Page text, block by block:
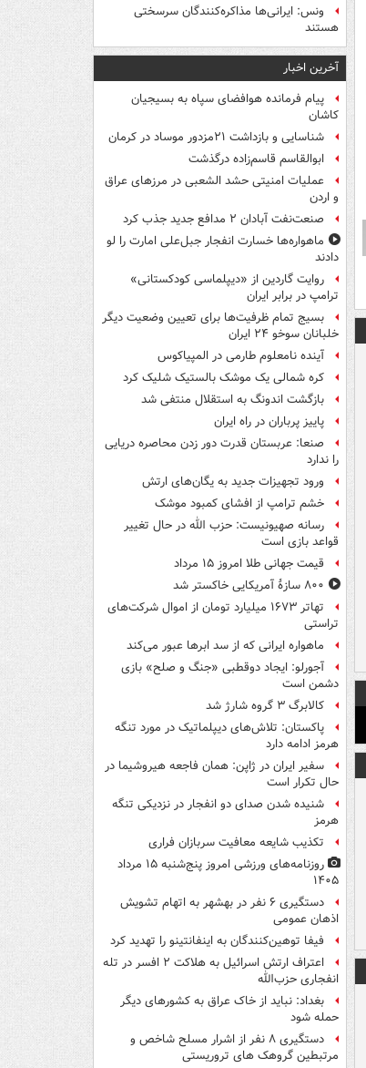
ونس: ایرانی‌ها مذاکره‌کنندگان سرسختی
هستند
آخرین اخبار
پیام فرمانده هوافضای سپاه به بسیجیان
کاشان
شناسایی و بازداشت ۲۱مزدور موساد در کرمان
ابوالقاسم قاسم‌زاده درگذشت
عملیات امنیتی حشد الشعبی در مرزهای عراق
و اردن
صنعت‌نفت آبادان ۲ مدافع جدید جذب کرد
ماهواره‌ها خسارت انفجار جبل‌علی امارت را لو
دادند
روایت گاردین از «دیپلماسی کودکستانی»
ترامپ در برابر ایران
بسیج تمام ظرفیت‌ها برای تعیین وضعیت دیگر
خلبانان سوخو ۲۴ ایران
آینده نامعلوم طارمی در المپیاکوس
کره شمالی یک موشک بالستیک شلیک کرد
بازگشت اندونگ به استقلال منتفی شد
پاییز پرباران در راه ایران
صنعا: عربستان قدرت دور زدن محاصره دریایی
را ندارد
ورود تجهیزات جدید به یگان‌های ارتش
خشم ترامپ از افشای کمبود موشک
رسانه صهیونیست: حزب الله در حال تغییر
قواعد بازی است
قیمت جهانی طلا امروز ۱۵ مرداد
۸۰۰ سازۀ آمریکایی خاکستر شد
تهاتر ۱۶۷۳ میلیارد تومان از اموال شرکت‌های
تراستی
ماهواره ایرانی که از سد ابرها عبور می‌کند
آجورلو: ایجاد دوقطبی «جنگ و صلح‌» بازی
دشمن است
کالابرگ ۳ گروه شارژ شد
پاکستان: تلاش‌های دیپلماتیک در مورد تنگه
هرمز ادامه دارد
سفیر ایران در ژاپن: همان فاجعه هیروشیما در
حال تکرار است
شنیده شدن صدای دو انفجار در نزدیکی تنگه
هرمز
تکذیب شایعه معافیت سربازان فراری
روزنامه‌های ورزشی امروز پنج‌شنبه ۱۵ مرداد
۱۴۰۵
دستگیری ۶ نفر در بهشهر به اتهام تشویش
اذهان عمومی
فیفا توهین‌کنندگان به اینفانتینو را تهدید کرد
اعتراف ارتش اسرائیل به هلاکت ۲ افسر در تله
انفجاری حزب‌الله
بغداد: نباید از خاک عراق به کشورهای دیگر
حمله شود
دستگیری ۸ نفر از اشرار مسلح شاخص و
مرتبطین گروهک های تروریستی